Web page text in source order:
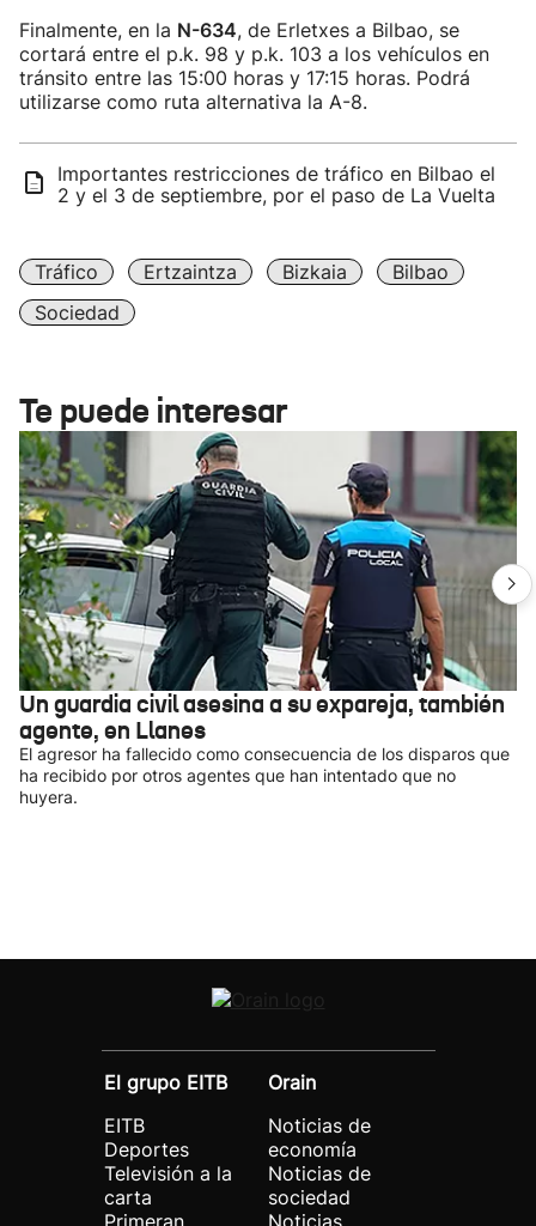
Finalmente, en la N-634, de Erletxes a Bilbao, se
cortará entre el p.k. 98 y p.k. 103 a los vehículos en
tránsito entre las 15:00 horas y 17:15 horas. Podrá
utilizarse como ruta alternativa la A-8.
Importantes restricciones de tráfico en Bilbao el
2 y el 3 de septiembre, por el paso de La Vuelta
Tráfico Ertzaintza Bizkaia
Bilbao
Sociedad
Te puede interesar
Un guardia civil asesina a su expareja, también
agente, en Llanes
El agresor ha fallecido como consecuencia de los disparos que
ha recibido por otros agentes que han intentado que no
huyera.
El grupo EITB
EITB
Deportes
Televisión a la
carta
Primeran
Orain
Noticias de
economía
Noticias de
sociedad
Noticias